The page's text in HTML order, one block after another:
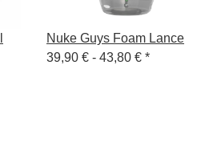
Nuke Guys Foam Lance
39,90 € - 43,80 € *